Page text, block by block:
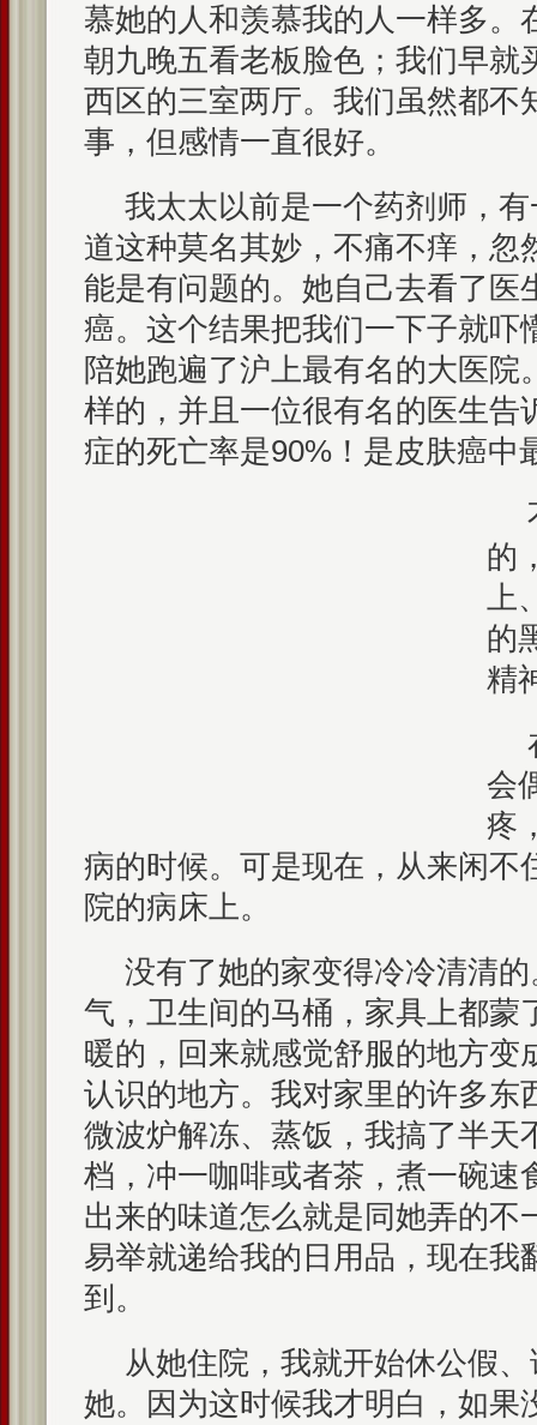
慕她的人和羡慕我的人一样多。
朝九晚五看老板脸色；我们早就
西区的三室两厅。我们虽然都不
事，但感情一直很好。
我太太以前是一个药剂师，
道这种莫名其妙，不痛不痒，忽
能是有问题的。她自己去看了医
癌。这个结果把我们一下子就吓
陪她跑遍了沪上最有名的大医院
样的，并且一位很有名的医生告
症的死亡率是90%！是皮肤癌中
的
上
的
精
会
疼
病的时候。可是现在，从来闲不
院的病床上。
没有了她的家变得冷冷清清
气，卫生间的马桶，家具上都蒙
暖的，回来就感觉舒服的地方变
认识的地方。我对家里的许多东
微波炉解冻、蒸饭，我搞了半天
档，冲一咖啡或者茶，煮一碗速
出来的味道怎么就是同她弄的不
易举就递给我的日用品，现在我
到。
从她住院，我就开始休公假
她。因为这时候我才明白，如果